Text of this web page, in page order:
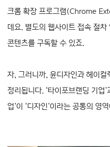
크롬 확장 프로그램(Chrome
데요. 별도의 웹사이트 접속 절차
콘텐츠를 구독할 수 있죠.
자, 그러니까, 윤디자인과 헤이컬
정리됩니다. ‘타이포브랜딩 기업’
업’이 ‘디자인’이라는 공통의 영